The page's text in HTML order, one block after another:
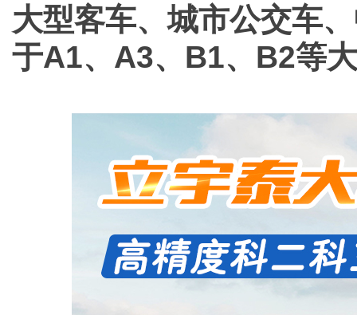
大型客车、城市公交车
于A1、A3、B1、B2等